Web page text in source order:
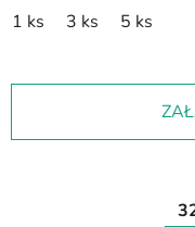
1 ks 3 ks 5 ks